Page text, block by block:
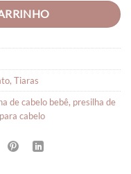
, Tiaras
de cabelo bebê, presilha de
cabelo